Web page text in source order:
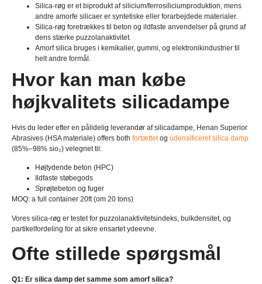
Silica-røg er et biprodukt af silicium/ferrosiliciumproduktion, mens
andre amorfe silicaer er syntetiske eller forarbejdede materialer.
Silica-røg foretrækkes til beton og ildfaste anvendelser på grund af
dens stærke puzzolanaktivitet.
Amorf silica bruges i kemikalier, gummi, og elektronikindustrier til
helt andre formål.
Hvor kan man købe
højkvalitets silicadampe
Hvis du leder efter en pålidelig leverandør af silicadampe, Henan Superior
Abrasives (HSA materiale) offers both fortættetog udensificeret silica damp
(85%–98% sio₂) velegnet til:
Højtydende beton (HPC)
Ildfaste støbegods
Sprøjtebeton og fuger
MOQ: a full container 20ft(om 20 tons)
Vores silica-røg er testet for puzzolanaktivitetsindeks, bulkdensitet, og
partikelfordeling for at sikre ensartet ydeevne.
Ofte stillede spørgsmål
Q1: Er silica damp det samme som amorf silica?